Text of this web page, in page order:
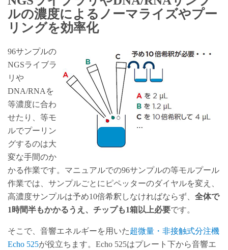
ルの濃度によるノーマライズやプー
リングを効率化
96サンプルの
NGSライブラ
リや
DNA/RNAを
等濃度に合わ
せたり、等モ
ルでプーリン
グするのは大
変な手間のか
かる作業です。マニュアルでの96サンプルの等モルプール
作業では、サンプルごとにピペッターのダイヤルを変え、
高濃度サンプルは予め10倍希釈しなければならず、 全体で
1時間半もかかるうえ、チップも1箱以上必要です。
そこで、音響エネルギーを用いた超微量・非接触式分注機
Echo 525が役立ちます。Echo 525はプレート下から音響エ